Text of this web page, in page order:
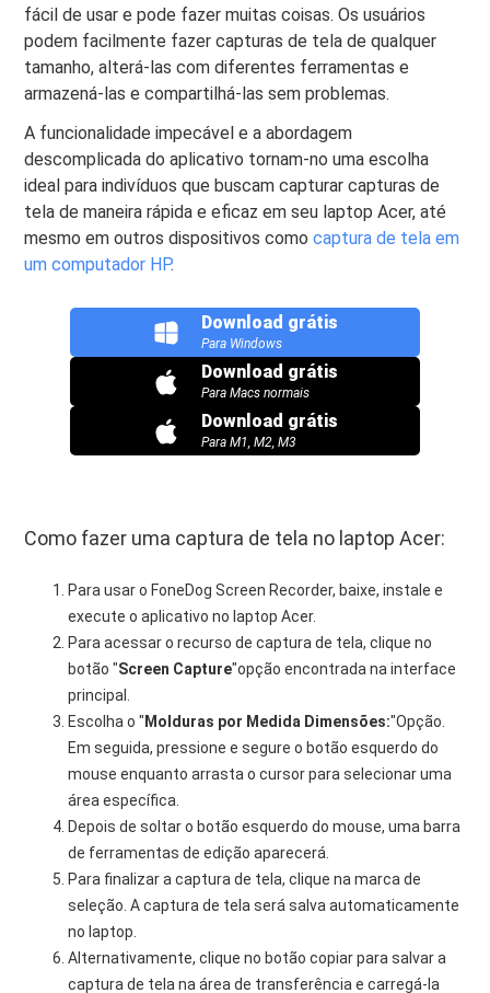
fácil de usar e pode fazer muitas coisas. Os usuários
podem facilmente fazer capturas de tela de qualquer
tamanho, alterá-las com diferentes ferramentas e
armazená-las e compartilhá-las sem problemas.
A funcionalidade impecável e a abordagem
descomplicada do aplicativo tornam-no uma escolha
ideal para indivíduos que buscam capturar capturas de
tela de maneira rápida e eficaz em seu laptop Acer, até
mesmo em outros dispositivos comocaptura de tela em
um computador HP.
Download grátis
Para Windows
Download grátis
Para Macs normais
Download grátis
Para M1, M2, M3
Como fazer uma captura de tela no laptop Acer:
Para usar o FoneDog Screen Recorder, baixe, instale e
execute o aplicativo no laptop Acer.
Para acessar o recurso de captura de tela, clique no
botão "Screen Capture"opção encontrada na interface
principal.
Escolha o " Molduras por Medida Dimensões:"Opção.
Em seguida, pressione e segure o botão esquerdo do
mouse enquanto arrasta o cursor para selecionar uma
área específica.
Depois de soltar o botão esquerdo do mouse, uma barra
de ferramentas de edição aparecerá.
Para finalizar a captura de tela, clique na marca de
seleção. A captura de tela será salva automaticamente
no laptop.
Alternativamente, clique no botão copiar para salvar a
captura de tela na área de transferência e carregá-la